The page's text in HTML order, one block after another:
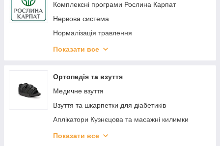
Комплексні програми Рослина Карпат
Нервова система
Нормалізація травлення
ЕКО_ ДІМ
КОСМІТИЧНІ БАЛЬЗАМІ
ЗДОРОВ'Я
Показати все
Ортопедія та взуття
Медичне взуття
Взуття та шкарпетки для діабетиків
Аплікатори Кузнєцова та масажні килимки
Вальгусні шини, міжпальцеві перегородки
Показати все